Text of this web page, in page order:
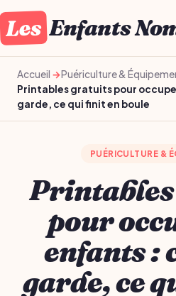
Les Enfants
Accueil
Puériculture &
Printables gratuits pour
garde, ce qui finit en boule
PUÉRICULTURE &
pour
enfants :
garde, ce